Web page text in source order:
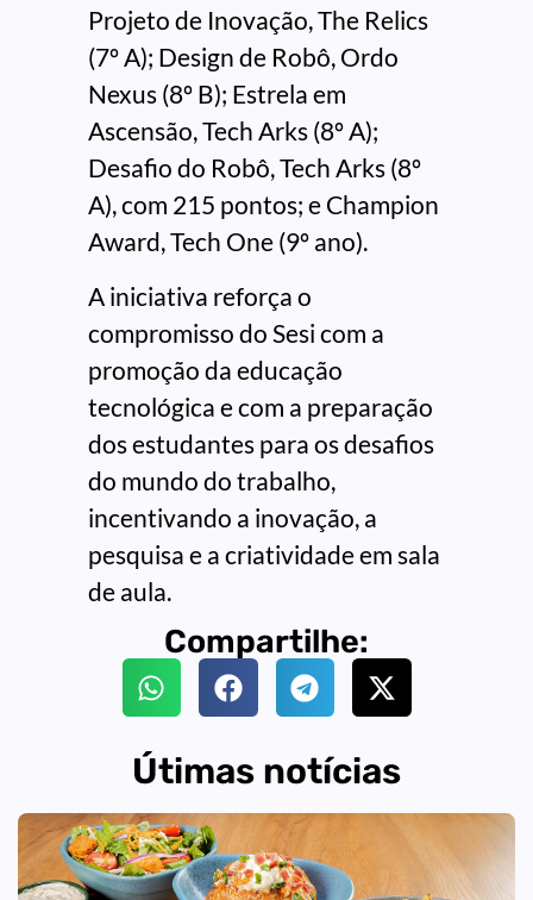
Projeto de Inovação, The Relics
(7º A); Design de Robô, Ordo
Nexus (8º B); Estrela em
Ascensão, Tech Arks (8º A);
Desafio do Robô, Tech Arks (8º
A), com 215 pontos; e Champion
Award, Tech One (9º ano).
A iniciativa reforça o
compromisso do Sesi com a
promoção da educação
tecnológica e com a preparação
dos estudantes para os desafios
do mundo do trabalho,
incentivando a inovação, a
pesquisa e a criatividade em sala
de aula.
Compartilhe:
Útimas notícias